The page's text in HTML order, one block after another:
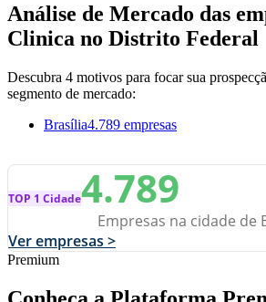
Análise de Mercado das
Clinica no Distrito Federal
Descubra 4 motivos para focar sua
segmento de mercado:
Brasília4.789 empresas
TOP 1 Cidade4.789
Empresas na cidade de
Ver empresas >
Premium